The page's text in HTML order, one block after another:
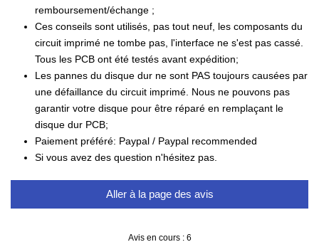
remboursement/échange ;
Ces conseils sont utilisés, pas tout neuf, les composants du
circuit imprimé ne tombe pas, l'interface ne s'est pas cassé.
Tous les PCB ont été testés avant expédition;
Les pannes du disque dur ne sont PAS toujours causées par
une défaillance du circuit imprimé. Nous ne pouvons pas
garantir votre disque pour être réparé en remplaçant le
disque dur PCB;
Paiement préféré: Paypal / Paypal recommended
Si vous avez des question n'hésitez pas.
Aller à la page des avis
Avis en cours : 6